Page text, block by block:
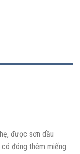
được sơn dầu
đóng thêm miếng